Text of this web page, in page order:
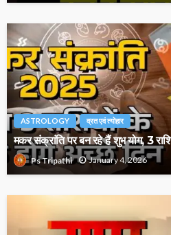
ASTROLOGY व्रत एवं त्योहार
मकर संक्रांति पर बन रहे हैं शुभ योग, 3
Ps Tripathi January 4, 2026